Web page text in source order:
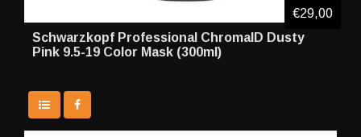
Schwarzkopf Professional ChromaID Dusty
Pink 9.5-19 Color Mask (300ml)
€29,00